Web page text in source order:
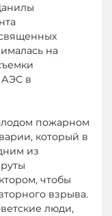
на
АЭС в
пожарном
который в
из
чтобы
взрыва.
люди,